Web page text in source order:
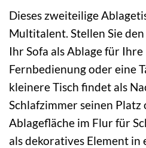
Dieses zweiteilige
Multitalent. Stellen Sie
Ihr Sofa als Ablage für
Fernbedienung oder eine
kleinere Tisch findet als
Schlafzimmer seinen
Ablagefläche im Flur für
als dekoratives Element in